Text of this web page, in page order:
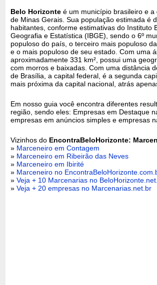
Belo Horizonte é um município brasileiro e a
de Minas Gerais. Sua população estimada é
habitantes, conforme estimativas do Instituto
Geografia e Estatística (IBGE), sendo o 6º
populoso do país, o terceiro mais populoso
e o mais populoso de seu estado. Com uma
aproximadamente 331 km², possui uma
com morros e baixadas. Com uma distância
de Brasília, a capital federal, é a segunda
mais próxima da capital nacional, atrás
Em nosso guia você encontra diferentes
região, sendo eles: Empresas em Destaque
empresas em anúncios simples e empresas
Vizinhos do EncontraBeloHorizonte:
» Marceneiro em Contagem
» Marceneiro em Ribeirão das Neves
» Marceneiro em Ibirité
» Marceneiro no
»Veja + 10 Marcenarias no
»Veja + 20 empresas no Marcenarias.net.br